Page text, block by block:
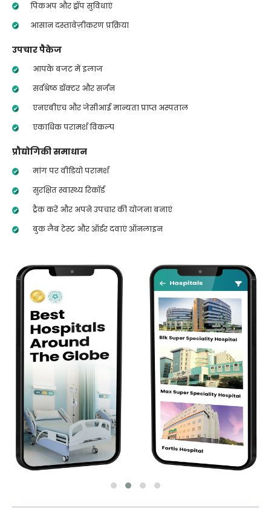
पिकअप और ड्रॉप सुविधाएं
आसान दस्तावेज़ीकरण प्रक्रिया
उपचार पैकेज
आपके बजट में इलाज
सर्वश्रेष्ठ डॉक्टर और सर्जन
एनएबीएच और जेसीआई मान्यता प्राप्त अस्पताल
एकाधिक परामर्श विकल्प
प्रौद्योगिकी समाधान
मांग पर वीडियो परामर्श
सुरक्षित स्वास्थ्य रिकॉर्ड
ट्रैक करें और अपने उपचार की योजना बनाएं
बुक लैब टेस्ट और ऑर्डर दवाएं ऑनलाइन